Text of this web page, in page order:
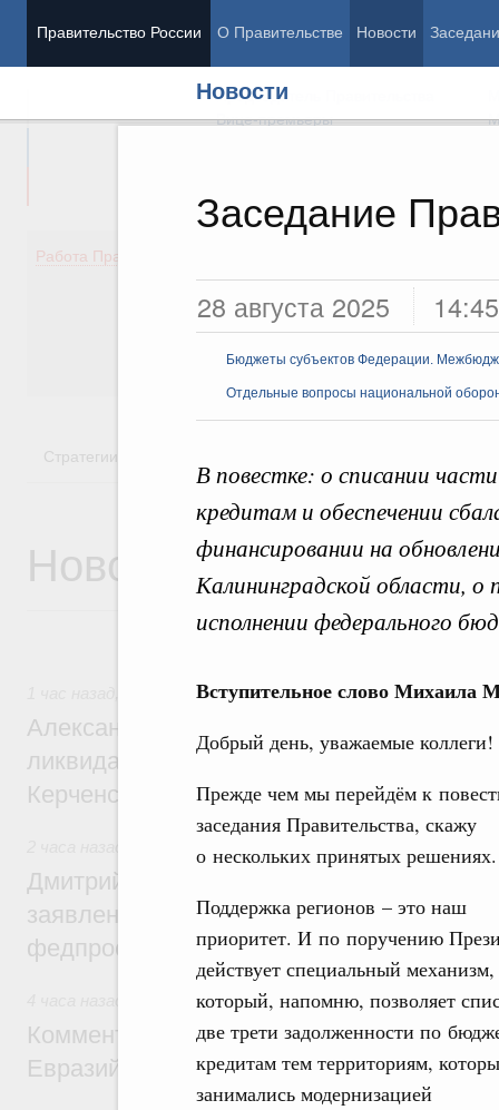
Правительство России О Правительстве Новости
Новости
Заседание
28 августа 2025 14:45
Бюджеты субъектов Федерации.
Отдельные вопросы национальной
В повестке: о списании
кредитам и обеспечении
финансировании на
Калининградской области,
исполнении федерального
Вступительное слово Михаила
Добрый день, уважаемые коллеги!
Прежде чем мы перейдём к
заседания Правительства, скажу
о нескольких принятых решениях.
Поддержка регионов – это наш
приоритет. И по поручению
действует специальный механизм,
который, напомню, позволяет
две трети задолженности по
кредитам тем территориям,
занимались модернизацией
Председатель Правительства
Вице-премьеры
Работа Правительства
Здоровье
Образование
Культура
Государство
Стратегии
Новости
Чрезвычайные ситуации и ликвидация их
Александр Козлов провёл заседание
ликвидации последствий чрезвычайной
Керченском проливе
Дмитрий Чернышенко: Установлен
заявлений от абитуриентов колледжей и
федпроекта «Профессионалитет»
Евразийский экономический союз.
Комментарий Алексея Оверчука по
Евразийского межправительственного